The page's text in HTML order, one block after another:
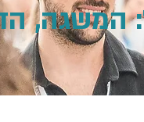
המשגה,